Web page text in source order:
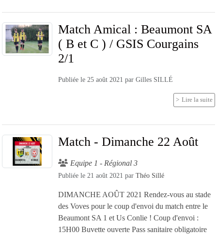
Match Amical : Beaumont SA
( B et C ) / GSIS Courgains
2/1
Publiée le 25 août 2021 par Gilles SILLÉ
Lire la suite
Match - Dimanche 22 Août
Equipe 1 - Régional 3
Publiée le 21 août 2021 par Théo Sillé
DIMANCHE AOÛT 2021 Rendez-vous au stade
des Voves pour le coup d'envoi du match entre le
Beaumont SA 1 et Us Conlie ! Coup d'envoi :
15H00 Buvette ouverte Pass sanitaire obligatoire